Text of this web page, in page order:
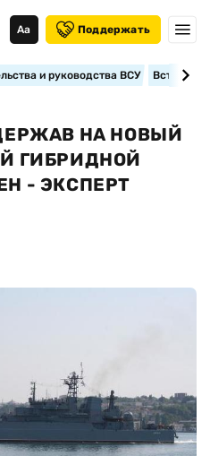
Аа Поддержать
и руководства ВСУ
НА НОВЫЙ
ГИБРИДНОЙ
- ЭКСПЕРТ